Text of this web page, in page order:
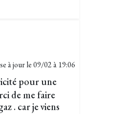
à jour le09/02 à 19:06
pour une
de me faire
. car je viens